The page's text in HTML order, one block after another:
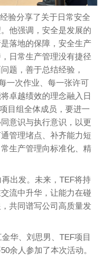
分享了关于日常安全
他强调，安全是发展的
落地的保障，安全生产
日常生产管理没有捷径
题，善于总结经验，
一次作业、每一张许可
卓越绩效的理念融入日
目组全体成员，要进一
意识与执行意识，以更
管理堵点、补齐能力短
生产管理向标准化、精
出发。未来，TEF将持
流中升华，让能力在碰
共同谱写公司高质量发
、刘思男、TEF项目
余人参加了本次活动。